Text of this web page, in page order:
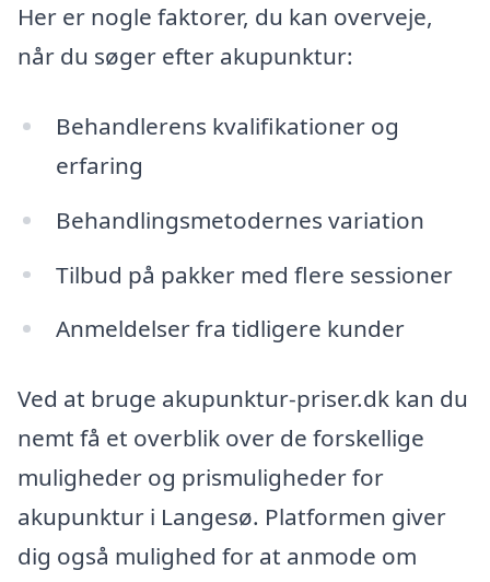
Her er nogle faktorer, du kan overveje,
når du søger efter akupunktur:
Behandlerens kvalifikationer og
erfaring
Behandlingsmetodernes variation
Tilbud på pakker med flere sessioner
Anmeldelser fra tidligere kunder
Ved at bruge akupunktur-priser.dk kan du
nemt få et overblik over de forskellige
muligheder og prismuligheder for
akupunktur i Langesø. Platformen giver
dig også mulighed for at anmode om